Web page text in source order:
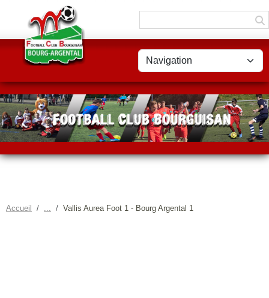
Accueil Vallis Aurea Foot 1 - Bourg Argental 1
Panneau de gestion des cookies